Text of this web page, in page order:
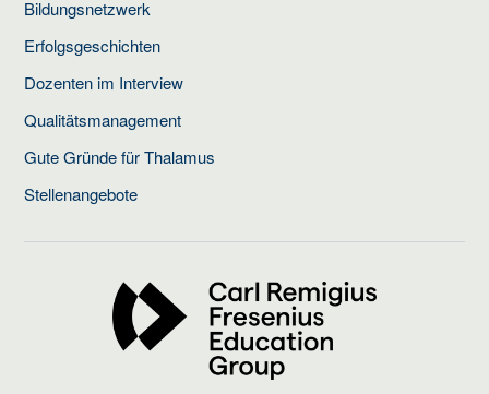
Bildungsnetzwerk
Erfolgsgeschichten
Dozenten im Interview
Qualitätsmanagement
Gute Gründe für Thalamus
Stellenangebote